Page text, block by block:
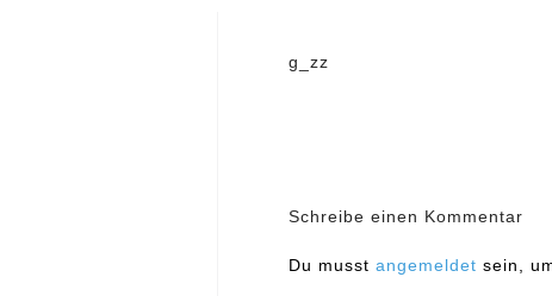
g_zz
Schreibe einen Kommentar
Du musst angemeldet sein,